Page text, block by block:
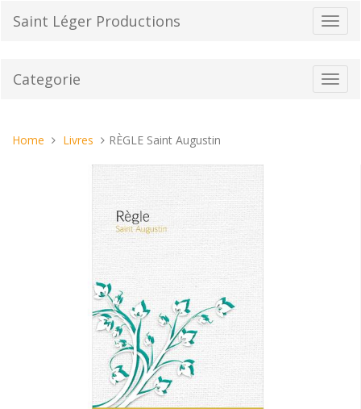
Saint Léger Productions
Categorie
Tu
Home Livres RÈGLE Saint Augustin